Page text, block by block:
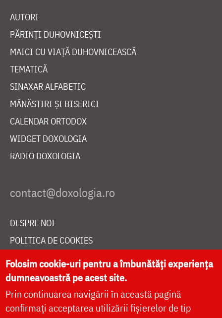
AUTORI
PĂRINȚI DUHOVNICEȘTI
MAICI CU VIAȚĂ DUHOVNICEASCĂ
TEMATICĂ
SINAXAR ALFABETIC
MĂNĂSTIRI ȘI BISERICI
CALENDAR ORTODOX
WIDGET DOXOLOGIA
RADIO DOXOLOGIA
DESPRE NOI
POLITICA DE COOKIES
DONEAZĂ ONLINE PENTRU CATEDRALA NAȚIONALĂ
LIVE
Folosim cookie-uri pentru a îmbunătăți experiența
dumneavoastră pe acest site.
Prin continuarea navigării în această pagină
confirmați acceptarea utilizării fișierelor de tip